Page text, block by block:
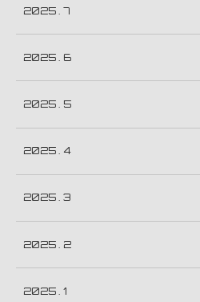
2025 . 7
2025 . 6
2025 . 5
2025 . 4
2025 . 3
2025 . 2
2025 . 1